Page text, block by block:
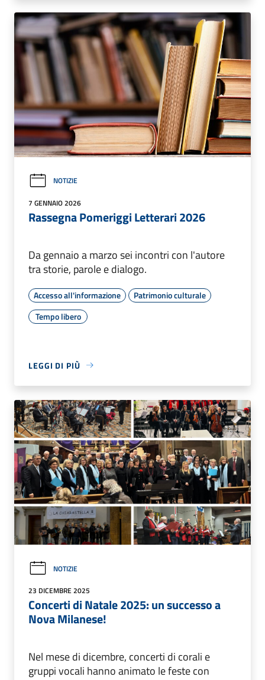
NOTIZIE
7 GENNAIO 2026
Rassegna Pomeriggi Letterari 2026
Da gennaio a marzo sei incontri con l'autore
tra storie, parole e dialogo.
Accesso all'informazione
Patrimonio culturale
Tempo libero
LEGGI DI PIÙ
NOTIZIE
23 DICEMBRE 2025
Concerti di Natale 2025: un successo a
Nova Milanese!
Nel mese di dicembre, concerti di corali e
gruppi vocali hanno animato le feste con